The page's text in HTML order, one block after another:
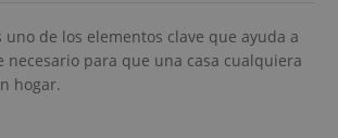
uno de los elementos clave que ayuda a
necesario para que una casa cualquiera
hogar.